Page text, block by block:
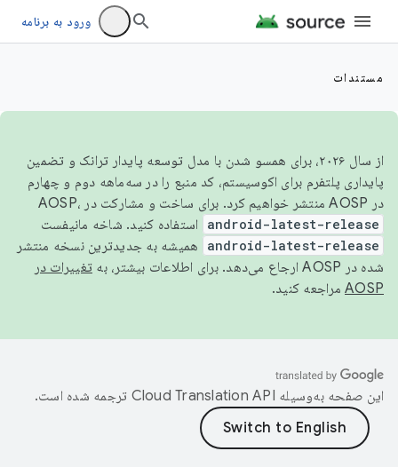
ورود به برنامه
مستندات
از سال ۲۰۲۶، برای همسو شدن با مدل توسعه پایدار ترانک و تضمین
پایداری پلتفرم برای اکوسیستم، کد منبع را در سه‌ماهه دوم و چهارم
در AOSP منتشر خواهیم کرد. برای ساخت و مشارکت در AOSP،
android-latest-release استفاده کنید. شاخه مانیفست
android-latest-release
همیشه به جدیدترین نسخه منتشر
شده در AOSP ارجاع می‌دهد. برای اطلاعات بیشتر، به
تغییرات در
AOSP مراجعه کنید.
این صفحه به‌وسیله ترجمه شده است.